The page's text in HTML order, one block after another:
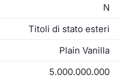
N
Titoli di stato esteri
Plain Vanilla
5.000.000.000